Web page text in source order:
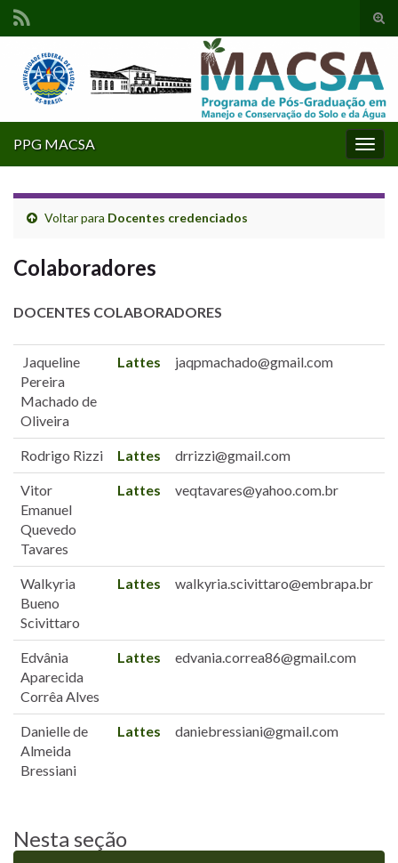
de
PPG MACSA
Voltar para Docentes credenciados
Colaboradores
DOCENTES COLABORADORES
Jaqueline
Pereira
Machado de
Oliveira
Lattes jaqpmachado@gmail.com
Rodrigo Rizzi Lattes drrizzi@gmail.com
Vitor
Emanuel
Quevedo
Tavares
Lattes veqtavares@yahoo.com.br
Walkyria
Bueno
Scivittaro
Lattes walkyria.scivittaro@embrapa.br
Edvânia
Aparecida
Corrêa Alves
Lattes edvania.correa86@gmail.com
Danielle de
Almeida
Bressiani
Lattes daniebressiani@gmail.com
Nesta seção